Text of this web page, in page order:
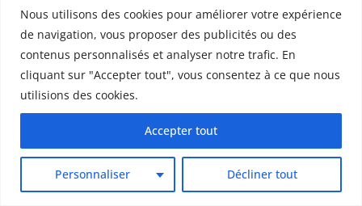
Nous utilisons des cookies pour améliorer votre expérience
de navigation, vous proposer des publicités ou des
contenus personnalisés et analyser notre trafic. En
cliquant sur "Accepter tout", vous consentez à ce que nous
utilisions des cookies.
Personnaliser Décliner tout
Accepter tout
Autophagie
Autorités sanitaires
Autriche
Avatar
Bactéries
Bamlanivimab